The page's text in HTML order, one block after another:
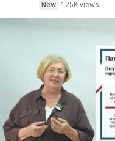
New
125K views